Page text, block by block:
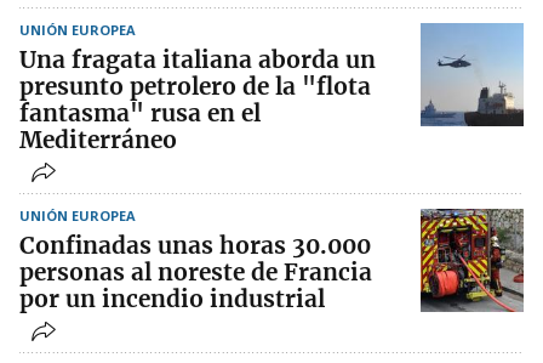
UNIÓN EUROPEA
Una fragata italiana aborda un
presunto petrolero de la "flota
fantasma" rusa en el
Mediterráneo
UNIÓN EUROPEA
Confinadas unas horas 30.000
personas al noreste de Francia
por un incendio industrial